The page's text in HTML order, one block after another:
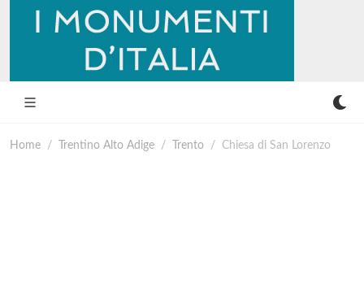
Home Trentino Alto Adige Trento Chiesa di San Lorenzo